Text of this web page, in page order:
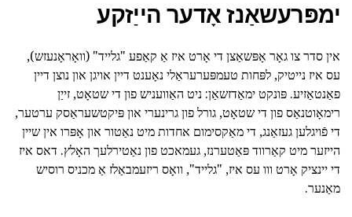
ימפּרעשאַנז אָדער הייַזקע
אין סדר צו גאָר אָפּשאַצן די אָרט איז אַ קאַפע "גלייד" (וואָראָנעזש),
עס איז נייטיק, לפּחות טעמפּערעראַלי נאָענט דיין אויגן און נוצן דיין
פאַנטאַזיע. פּונקט ימאַדזשאַן: ניט האַוועניש פון די שטאָט, זייַן
רימאָוטנאַס פון די שטאָט, גורל פון גרינערי און פּיקטשעראַסק ערטער,
די פֿויגלען געזאַנג, די מאַקסימום אחדות מיט נאַטור און אָפּרו אין שיין
הייזער מיט קאַרווד פּאַטערנז, געמאכט פון נאַטירלעך האָלץ. דאס איז
די יינציק אָרט ווו עס איז, "גלייד", וואָס ריזעמבאַלז אַ מכניס רוסיש
מאַנער.